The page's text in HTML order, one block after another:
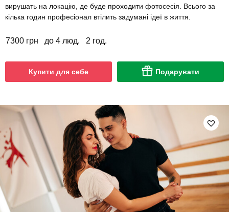
вирушать на локацію, де буде проходити фотосесія. Всього за
кілька годин професіонал втілить задумані ідеї в життя.
7300 грн до 4 люд. 2 год.
Купити для себе Подарувати